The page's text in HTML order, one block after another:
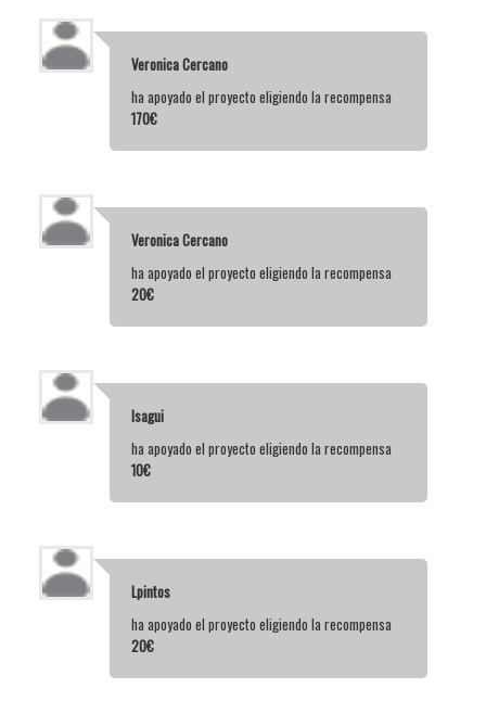
Veronica Cercano
ha apoyado el proyecto eligiendo la recompensa
170€
Veronica Cercano
ha apoyado el proyecto eligiendo la recompensa
20€
Isagui
ha apoyado el proyecto eligiendo la recompensa
10€
Lpintos
ha apoyado el proyecto eligiendo la recompensa
20€